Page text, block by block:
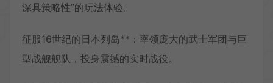
深具策略性”的玩法体验。
征服16世纪的日本列岛**：率领庞大的武士军团与巨
型战舰舰队，投身震撼的实时战役。